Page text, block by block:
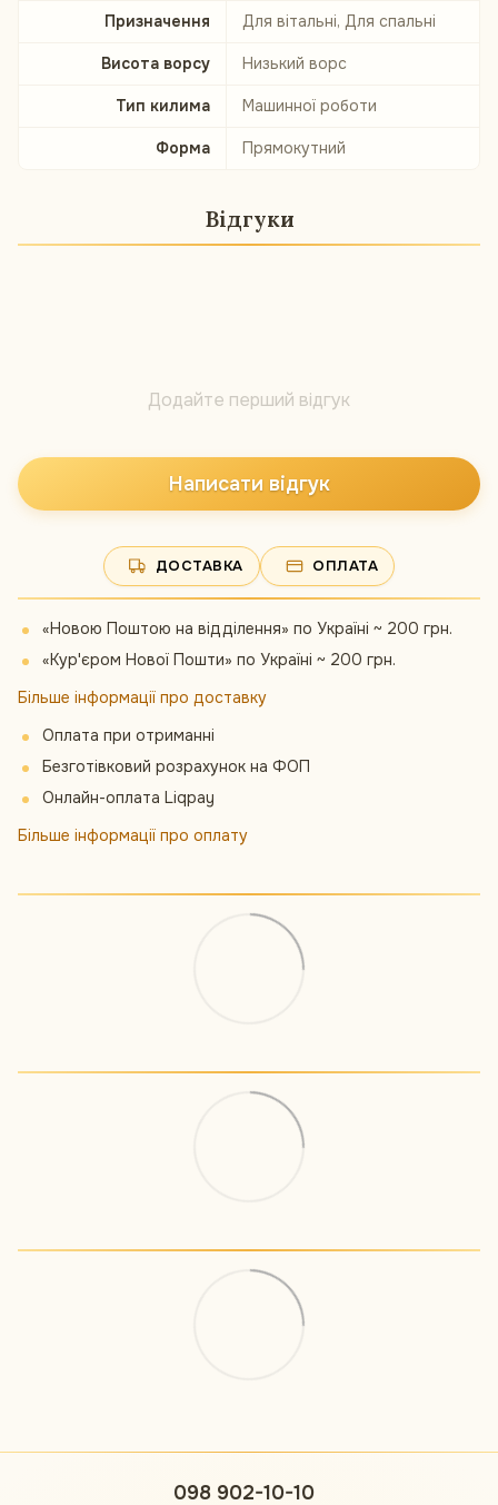
Призначення Для вітальні, Для спальні
Висота ворсу Низький ворс
Тип килима Машинної роботи
Форма Прямокутний
Відгуки
Додайте перший відгук
Написати відгук
ДОСТАВКА ОПЛАТА
«Новою Поштою на відділення» по Україні ~ 200 грн.
«Кур'єром Нової Пошти» по Україні ~ 200 грн.
Більше інформації про доставку
Оплата при отриманні
Безготівковий розрахунок на ФОП
Онлайн-оплата Liqpay
Більше інформації про оплату
098 902-10-10